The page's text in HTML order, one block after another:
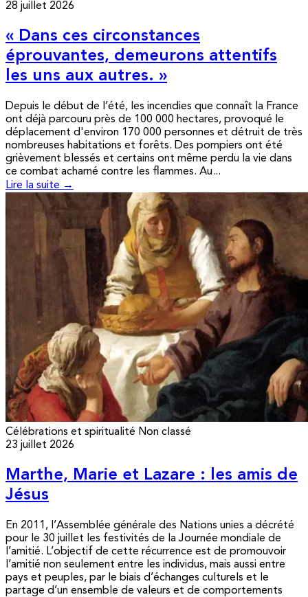
28 juillet 2026
« Dans ces circonstances
éprouvantes, demeurons attentifs
les uns aux autres. »
Depuis le début de l’été, les incendies que connaît la France
ont déjà parcouru près de 100 000 hectares, provoqué le
déplacement d'environ 170 000 personnes et détruit de très
nombreuses habitations et forêts. Des pompiers ont été
grièvement blessés et certains ont même perdu la vie dans
ce combat acharné contre les flammes. Au...
Lire la suite →
Célébrations et spiritualité Non classé
23 juillet 2026
Marthe, Marie et Lazare : les amis de
Jésus
En 2011, l’Assemblée générale des Nations unies a décrété
pour le 30 juillet les festivités de la Journée mondiale de
l’amitié. L’objectif de cette récurrence est de promouvoir
l’amitié non seulement entre les individus, mais aussi entre
pays et peuples, par le biais d’échanges culturels et le
partage d’un ensemble de valeurs et de comportements